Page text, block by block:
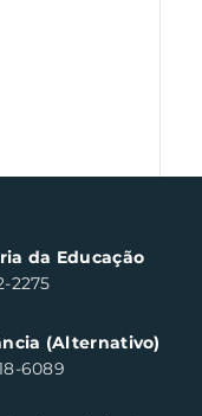
da Educação
2275
(Alternativo)
6089